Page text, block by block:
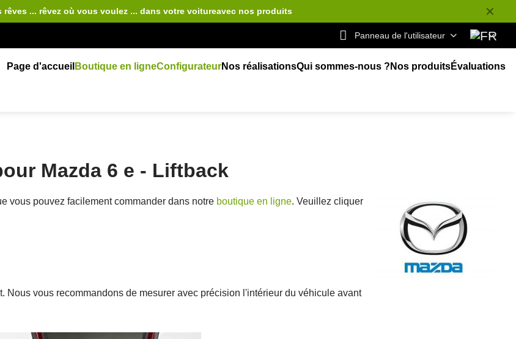
✕
rêves ... rêvez où vous voulez ... dans votre voitureavec nos produits
Panneau de l'utilisateur
Page d'accueil Boutique en ligneConfigurateurNos réalisationsQui sommes-nous ? Nos produitsÉvaluations
Mazda 6 e - Liftback
vous pouvez facilement commander dans notre boutique en ligne. Veuillez cliquer
vous recommandons de mesurer avec précision l'intérieur du véhicule avant